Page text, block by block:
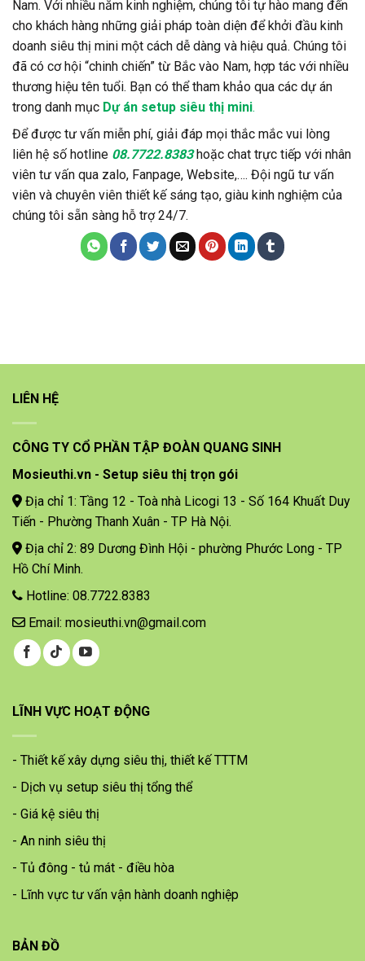
Nam. Với nhiều năm kinh nghiệm, chúng tôi tự hào mang đến
cho khách hàng những giải pháp toàn diện để khởi đầu kinh
doanh siêu thị mini một cách dễ dàng và hiệu quả. Chúng tôi
đã có cơ hội “chinh chiến” từ Bắc vào Nam, hợp tác với nhiều
thương hiệu tên tuổi. Bạn có thể tham khảo qua các dự án
trong danh mục Dự án setup siêu thị mini.
Để được tư vấn miễn phí, giải đáp mọi thắc mắc vui lòng
liên hệ số hotline 08.7722.8383hoặc chat trực tiếp với nhân
viên tư vấn qua zalo, Fanpage, Website,…. Đội ngũ tư vấn
viên và chuyên viên thiết kế sáng tạo, giàu kinh nghiệm của
chúng tôi sẵn sàng hỗ trợ 24/7.
LIÊN HỆ
CÔNG TY CỔ PHẦN TẬP ĐOÀN QUANG SINH
Mosieuthi.vn - Setup siêu thị trọn gói
Địa chỉ 1: Tầng 12 - Toà nhà Licogi 13 - Số 164 Khuất Duy
Tiến - Phường Thanh Xuân - TP Hà Nội.
Địa chỉ 2: 89 Dương Đình Hội - phường Phước Long - TP
Hồ Chí Minh.
Hotline: 08.7722.8383
Email: mosieuthi.vn@gmail.com
LĨNH VỰC HOẠT ĐỘNG
- Thiết kế xây dựng siêu thị, thiết kế TTTM
- Dịch vụ setup siêu thị tổng thể
- Giá kệ siêu thị
- An ninh siêu thị
- Tủ đông - tủ mát - điều hòa
- Lĩnh vực tư vấn vận hành doanh nghiệp
BẢN ĐỒ